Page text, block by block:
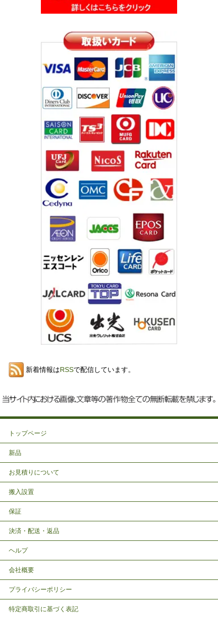
新着情報はRSSで配信しています。
トップページ
新品
お見積りについて
搬入設置
保証
決済・配送・返品
ヘルプ
会社概要
プライバシーポリシー
特定商取引に基づく表記